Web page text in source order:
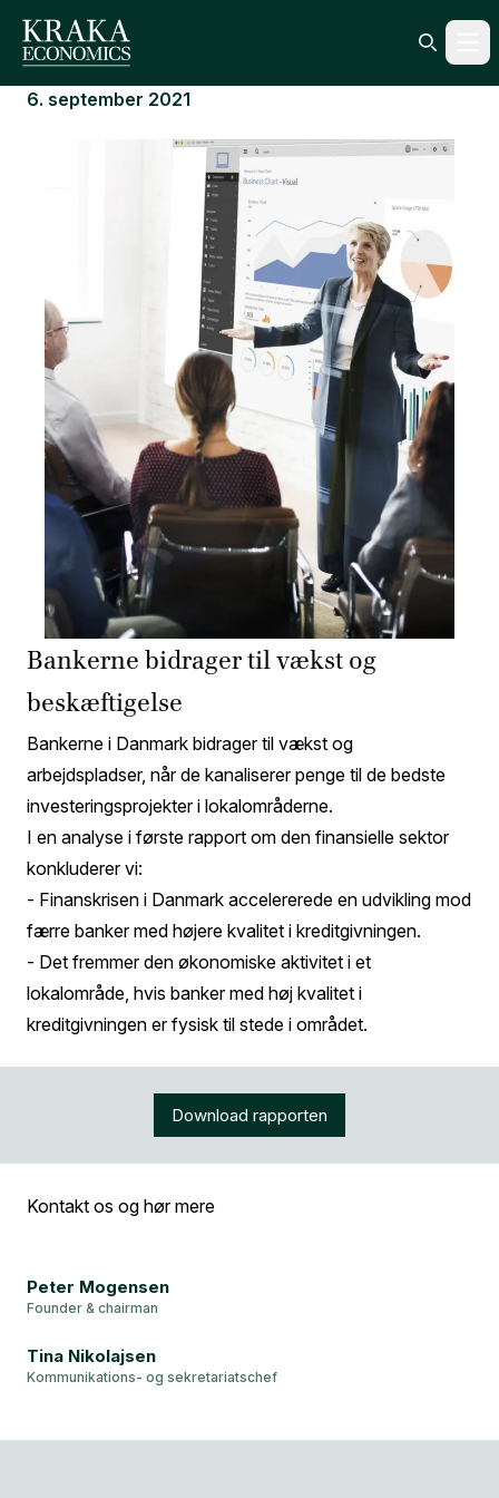
Search
6. september 2021
Bankerne bidrager til vækst og
beskæftigelse
Bankerne i Danmark bidrager til vækst og
arbejdspladser, når de kanaliserer penge til de bedste
investeringsprojekter i lokalområderne.
I en analyse i første rapport om den finansielle sektor
konkluderer vi:
- Finanskrisen i Danmark accelererede en udvikling mod
færre banker med højere kvalitet i kreditgivningen.
- Det fremmer den økonomiske aktivitet i et
lokalområde, hvis banker med høj kvalitet i
kreditgivningen er fysisk til stede i området.
Download rapporten
Kontakt os og hør mere
Peter Mogensen
Founder & chairman
Tina Nikolajsen
Kommunikations- og sekretariatschef